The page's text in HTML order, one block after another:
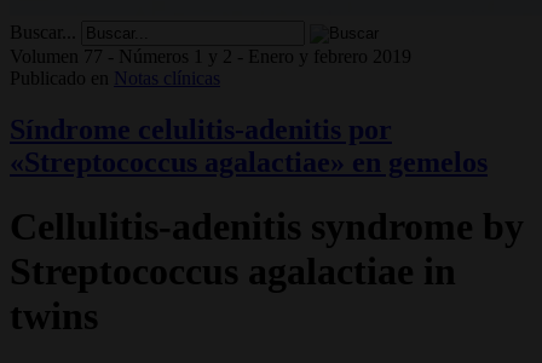
Buscar...
Volumen 77 - Números 1 y 2 - Enero y febrero 2019
Publicado en
Notas clínicas
Síndrome celulitis-adenitis por
«Streptococcus agalactiae» en gemelos
Cellulitis-adenitis syndrome by
Streptococcus agalactiae in
twins